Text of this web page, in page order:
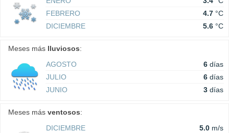
FEBRERO
4.7 °C
DICIEMBRE
5.6 °C
Meses más lluviosos:
AGOSTO
6 días
JULIO
6 días
JUNIO
3 días
Meses más ventosos:
DICIEMBRE
5.0 m/s